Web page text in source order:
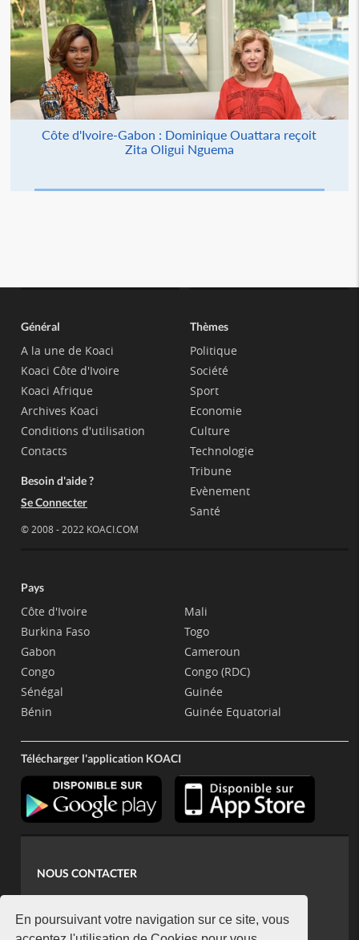
En poursuivant votre navigation sur ce site, vous
Côte d'Ivoire-Gabon : Dominique Ouattara reçoit
Zita Oligui Nguema
Général
A la une de Koaci
Koaci Côte d'Ivoire
Koaci Afrique
Archives Koaci
Conditions d'utilisation
Contacts
Besoin d'aide ?
Se Connecter
© 2008 - 2022 KOACI.COM
Thèmes
Politique
Société
Sport
Economie
Culture
Technologie
Tribune
Evènement
Santé
Pays
Côte d'Ivoire
Burkina Faso
Gabon
Congo
Sénégal
Bénin
Mali
Togo
Cameroun
Congo (RDC)
Guinée
Guinée Equatorial
Télécharger l'application KOACI
NOUS CONTACTER
koaci@yahoo.fr